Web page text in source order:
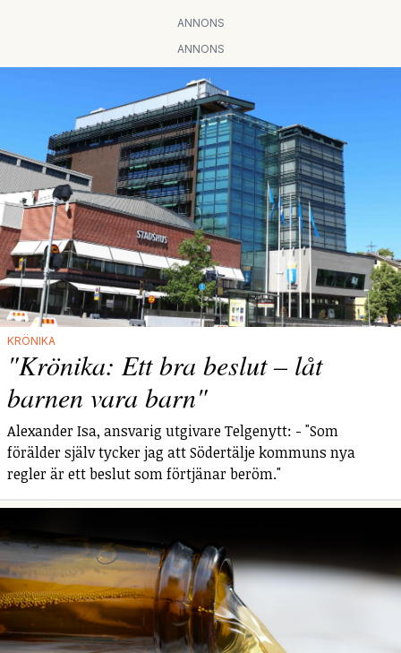
ANNONS
ANNONS
KRÖNIKA
"Krönika: Ett bra beslut – låt
barnen vara barn"
Alexander Isa, ansvarig utgivare Telgenytt: - "Som
förälder själv tycker jag att Södertälje kommuns nya
regler är ett beslut som förtjänar beröm."